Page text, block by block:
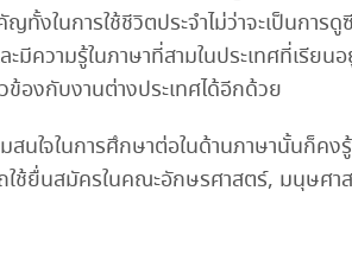
ทั้งในการใช้ชีวิตประจำไม่ว่าจะเป็นกา
ะมีความรู้ในภาษาที่สามในประเทศที่เรีย
ข้องกับงานต่างประเทศได้อีกด้วย
นใจในการศึกษาต่อในด้านภาษานั้นก็ค
ใช้ยื่นสมัครในคณะอักษรศาสตร์, มนุษศา